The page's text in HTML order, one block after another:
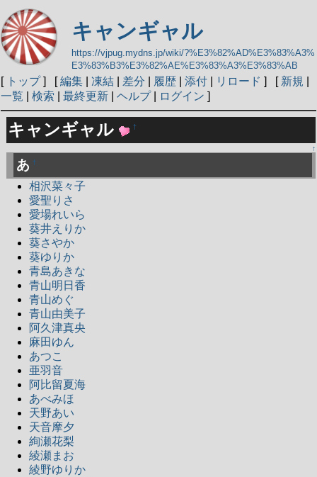
キャンギャル
https://vjpug.mydns.jp/wiki/?%E3%82%AD%E3%83%A3%
E3%83%B3%E3%82%AE%E3%83%A3%E3%83%AB
[ トップ] [編集 凍結 差分 履歴 添付 リロード ] [ 新規
一覧
検索 最終更新 ヘルプ| ログイン ]
キャンギャル †
↑
あ †
相沢菜々子
愛聖りさ
愛場れいら
葵井えりか
葵さやか
葵ゆりか
青島あきな
青山明日香
青山めぐ
青山由美子
阿久津真央
麻田ゆん
あつこ
亜羽音
阿比留夏海
あべみほ
天野あい
天音摩夕
絢瀬花梨
綾瀬まお
綾野ゆりか